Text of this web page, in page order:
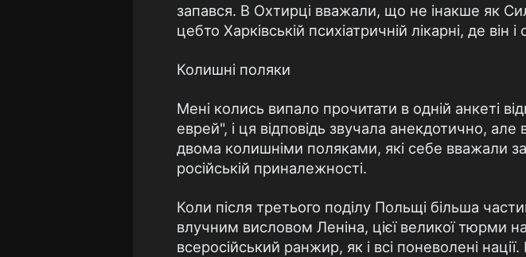
запався. В Охтирці вважали, що не інакше як
цебто Харківській психіатричній лікарні, де
Колишні поляки
Мені колись випало прочитати в одній анкеті
еврей", і ця відповідь звучала анекдотично,
двома колишніми поляками, які себе вважали за
російській приналежності.
Коли після третього поділу Польщі більша
влучним висловом Леніна, цієї великої тюрми
всеросійський ранжир, як і всі поневолені